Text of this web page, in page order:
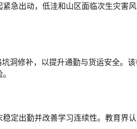
急出动，低洼和山区面临次生灾害
洞修补，以提升通勤与货运安全。
定出勤并改善学习连续性。教育界